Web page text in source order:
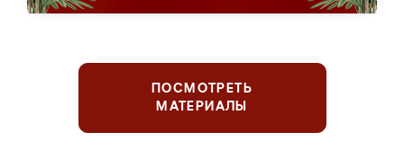
ПОСМОТРЕТЬ
МАТЕРИАЛЫ